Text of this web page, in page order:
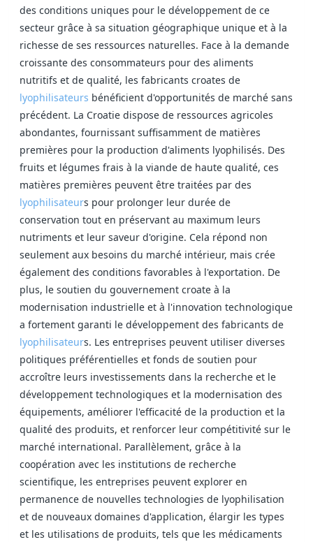
des conditions uniques pour le développement de ce
secteur grâce à sa situation géographique unique et à la
richesse de ses ressources naturelles. Face à la demande
croissante des consommateurs pour des aliments
nutritifs et de qualité, les fabricants croates de
lyophilisateurs bénéficient d'opportunités de marché sans
précédent. La Croatie dispose de ressources agricoles
abondantes, fournissant suffisamment de matières
premières pour la production d'aliments lyophilisés. Des
fruits et légumes frais à la viande de haute qualité, ces
matières premières peuvent être traitées par des
lyophilisateurs pour prolonger leur durée de
conservation tout en préservant au maximum leurs
nutriments et leur saveur d'origine. Cela répond non
seulement aux besoins du marché intérieur, mais crée
également des conditions favorables à l'exportation. De
plus, le soutien du gouvernement croate à la
modernisation industrielle et à l'innovation technologique
a fortement garanti le développement des fabricants de
lyophilisateurs. Les entreprises peuvent utiliser diverses
politiques préférentielles et fonds de soutien pour
accroître leurs investissements dans la recherche et le
développement technologiques et la modernisation des
équipements, améliorer l'efficacité de la production et la
qualité des produits, et renforcer leur compétitivité sur le
marché international. Parallèlement, grâce à la
coopération avec les institutions de recherche
scientifique, les entreprises peuvent explorer en
permanence de nouvelles technologies de lyophilisation
et de nouveaux domaines d'application, élargir les types
et les utilisations de produits, tels que les médicaments